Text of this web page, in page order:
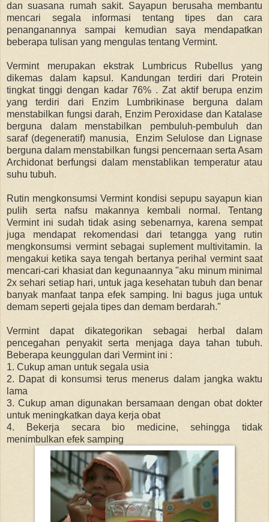
dan suasana rumah sakit. Sayapun berusaha membantu
mencari segala informasi tentang tipes dan cara
penanganannya sampai kemudian saya mendapatkan
beberapa tulisan yang mengulas tentang Vermint.
Vermint merupakan ekstrak Lumbricus Rubellus yang
dikemas dalam kapsul. Kandungan terdiri dari Protein
tingkat tinggi dengan kadar 76% . Zat aktif berupa enzim
yang terdiri dari Enzim Lumbrikinase berguna dalam
menstabilkan fungsi darah, Enzim Peroxidase dan Katalase
berguna dalam menstabilkan pembuluh-pembuluh dan
saraf (degeneratif) manusia, Enzim Selulose dan Lignase
berguna dalam menstabilkan fungsi pencernaan serta Asam
Archidonat berfungsi dalam menstablikan temperatur atau
suhu tubuh.
Rutin mengkonsumsi Vermint kondisi sepupu sayapun kian
pulih serta nafsu makannya kembali normal. Tentang
Vermint ini sudah tidak asing sebenarnya, karena sempat
juga mendapat rekomendasi dari tetangga yang rutin
mengkonsumsi vermint sebagai suplement multivitamin. Ia
mengakui ketika saya tengah bertanya perihal vermint saat
mencari-cari khasiat dan kegunaannya "aku minum minimal
2x sehari setiap hari, untuk jaga kesehatan tubuh dan benar
banyak manfaat tanpa efek samping. Ini bagus juga untuk
demam seperti gejala tipes dan demam berdarah."
Vermint dapat dikategorikan sebagai herbal dalam
pencegahan penyakit serta menjaga daya tahan tubuh.
Beberapa keunggulan dari Vermint ini :
1. Cukup aman untuk segala usia
2. Dapat di konsumsi terus menerus dalam jangka waktu
lama
3. Cukup aman digunakan bersamaan dengan obat dokter
untuk meningkatkan daya kerja obat
4. Bekerja secara bio medicine, sehingga tidak
menimbulkan efek samping